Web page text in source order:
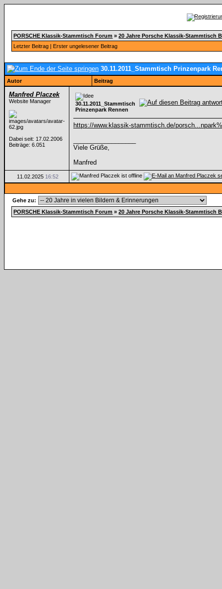
PORSCHE Klassik-Stammtisch Forum »20 Jahre Porsche Klassik-Stammtisch
Letzter Beitrag |Erster ungelesener Beitrag
30.11.2011_Stammtisch Prinzenpark
Autor Beitrag
Manfred Placzek
Website Manager
Dabei seit: 17.02.2006
Beiträge: 6.051
30.11.2011_Stammtisch
Prinzenpark Rennen
https://www.klassik-stammtisch.de/
Viele Grüße,
Manfred
11.02.2025 16:52
Gehe zu:
PORSCHE Klassik-Stammtisch Forum »20 Jahre Porsche Klassik-Stammtisch